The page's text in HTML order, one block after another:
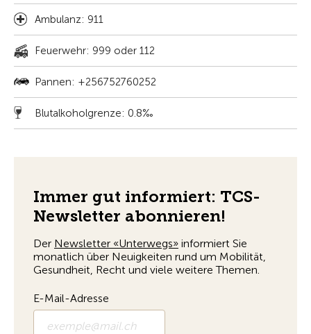
Ambulanz: 911
Feuerwehr: 999 oder 112
Pannen: +256752760252
Blutalkoholgrenze: 0.8‰